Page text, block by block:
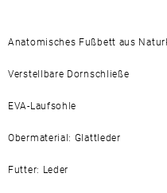
Anatomisches Fußbett aus
Verstellbare Dornschließe
EVA-Laufsohle
Obermaterial: Glattleder
Futter: Leder